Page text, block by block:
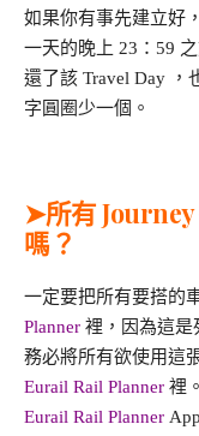
如果你有事先建立好
一天的晚上 23：59
還了該 Travel Day ，
字圓圈少一個。
➤所有
嗎？
一定要把所有要搭的
Planner 裡，因為這是
務必將所有欲使用這
Eurail Rail Planner 裡
Eurail Rail Planner